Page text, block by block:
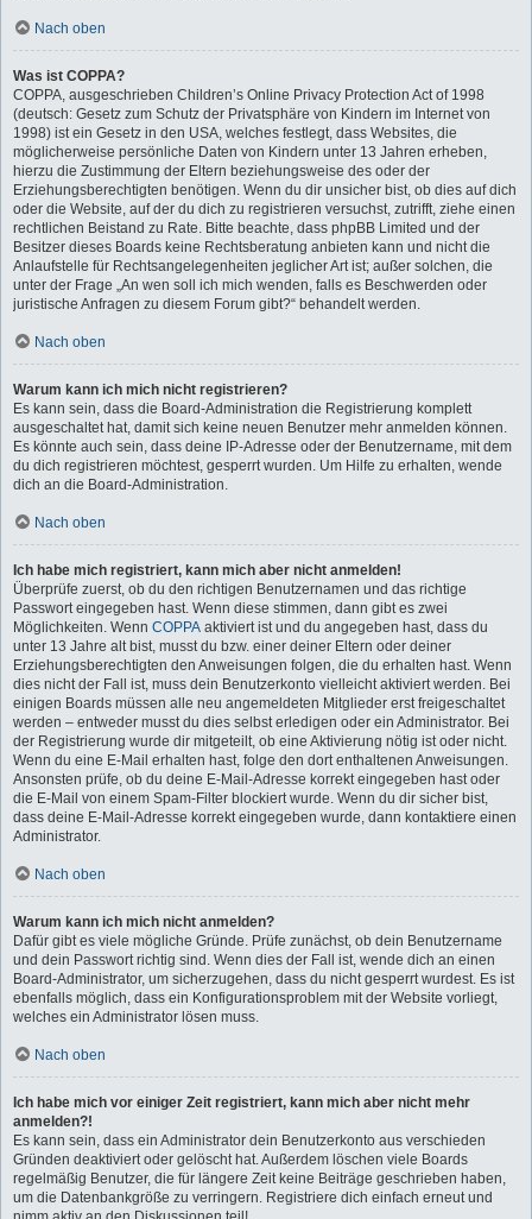
Nach oben
Was ist COPPA?
COPPA, ausgeschrieben Children’s Online Privacy Protection Act of 1998
(deutsch: Gesetz zum Schutz der Privatsphäre von Kindern im Internet von
1998) ist ein Gesetz in den USA, welches festlegt, dass Websites, die
möglicherweise persönliche Daten von Kindern unter 13 Jahren erheben,
hierzu die Zustimmung der Eltern beziehungsweise des oder der
Erziehungsberechtigten benötigen. Wenn du dir unsicher bist, ob dies auf dich
oder die Website, auf der du dich zu registrieren versuchst, zutrifft, ziehe einen
rechtlichen Beistand zu Rate. Bitte beachte, dass phpBB Limited und der
Besitzer dieses Boards keine Rechtsberatung anbieten kann und nicht die
Anlaufstelle für Rechtsangelegenheiten jeglicher Art ist; außer solchen, die
unter der Frage „An wen soll ich mich wenden, falls es Beschwerden oder
juristische Anfragen zu diesem Forum gibt?“ behandelt werden.
Nach oben
Warum kann ich mich nicht registrieren?
Es kann sein, dass die Board-Administration die Registrierung komplett
ausgeschaltet hat, damit sich keine neuen Benutzer mehr anmelden können.
Es könnte auch sein, dass deine IP-Adresse oder der Benutzername, mit dem
du dich registrieren möchtest, gesperrt wurden. Um Hilfe zu erhalten, wende
dich an die Board-Administration.
Nach oben
Ich habe mich registriert, kann mich aber nicht anmelden!
Überprüfe zuerst, ob du den richtigen Benutzernamen und das richtige
Passwort eingegeben hast. Wenn diese stimmen, dann gibt es zwei
Möglichkeiten. Wenn COPPA aktiviert ist und du angegeben hast, dass du
unter 13 Jahre alt bist, musst du bzw. einer deiner Eltern oder deiner
Erziehungsberechtigten den Anweisungen folgen, die du erhalten hast. Wenn
dies nicht der Fall ist, muss dein Benutzerkonto vielleicht aktiviert werden. Bei
einigen Boards müssen alle neu angemeldeten Mitglieder erst freigeschaltet
werden – entweder musst du dies selbst erledigen oder ein Administrator. Bei
der Registrierung wurde dir mitgeteilt, ob eine Aktivierung nötig ist oder nicht.
Wenn du eine E-Mail erhalten hast, folge den dort enthaltenen Anweisungen.
Ansonsten prüfe, ob du deine E-Mail-Adresse korrekt eingegeben hast oder
die E-Mail von einem Spam-Filter blockiert wurde. Wenn du dir sicher bist,
dass deine E-Mail-Adresse korrekt eingegeben wurde, dann kontaktiere einen
Administrator.
Nach oben
Warum kann ich mich nicht anmelden?
Dafür gibt es viele mögliche Gründe. Prüfe zunächst, ob dein Benutzername
und dein Passwort richtig sind. Wenn dies der Fall ist, wende dich an einen
Board-Administrator, um sicherzugehen, dass du nicht gesperrt wurdest. Es ist
ebenfalls möglich, dass ein Konfigurationsproblem mit der Website vorliegt,
welches ein Administrator lösen muss.
Nach oben
Ich habe mich vor einiger Zeit registriert, kann mich aber nicht mehr
anmelden?!
Es kann sein, dass ein Administrator dein Benutzerkonto aus verschieden
Gründen deaktiviert oder gelöscht hat. Außerdem löschen viele Boards
regelmäßig Benutzer, die für längere Zeit keine Beiträge geschrieben haben,
um die Datenbankgröße zu verringern. Registriere dich einfach erneut und